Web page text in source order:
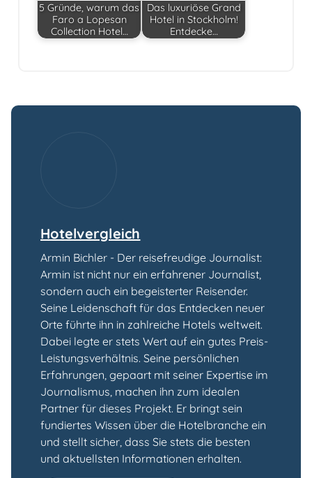
5 Gründe, warum das
Faro a Lopesan
Collection Hotel…
Das luxuriöse Grand
Hotel in Stockholm!
Entdecke…
Hotelvergleich
Armin Bichler - Der reisefreudige Journalist:
Armin ist nicht nur ein erfahrener Journalist,
sondern auch ein begeisterter Reisender.
Seine Leidenschaft für das Entdecken neuer
Orte führte ihn in zahlreiche Hotels weltweit.
Dabei legte er stets Wert auf ein gutes Preis-
Leistungsverhältnis. Seine persönlichen
Erfahrungen, gepaart mit seiner Expertise im
Journalismus, machen ihn zum idealen
Partner für dieses Projekt. Er bringt sein
fundiertes Wissen über die Hotelbranche ein
und stellt sicher, dass Sie stets die besten
und aktuellsten Informationen erhalten.